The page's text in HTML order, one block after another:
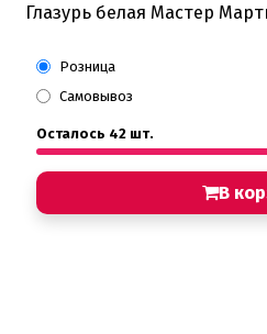
Глазурь белая Мастер
Розница
Самовывоз
Осталось 42 шт.
В